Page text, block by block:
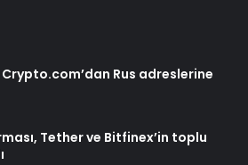
Rus adreslerine
Tether ve Bitfinex’in toplu